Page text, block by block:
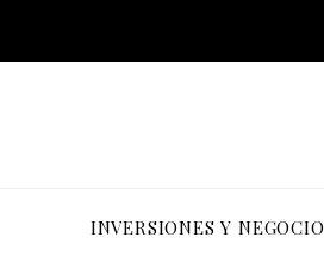
INVERSIONES Y